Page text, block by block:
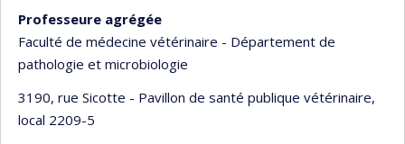
Professeure agrégée
Faculté de médecine vétérinaire - Département de
pathologie et microbiologie
3190, rue Sicotte - Pavillon de santé publique vétérinaire,
local 2209-5